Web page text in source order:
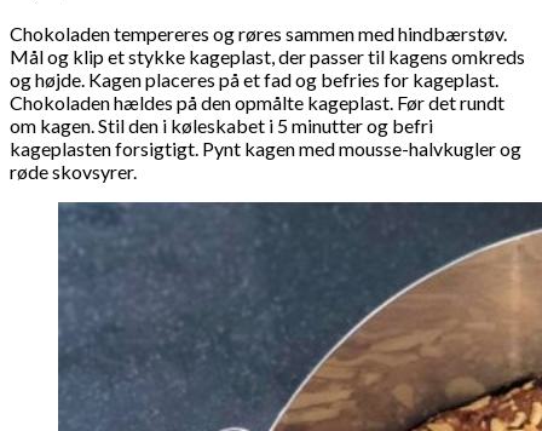
Chokoladen tempereres og røres sammen med hindbærstøv.
Mål og klip et stykke kageplast, der passer til kagens omkreds
og højde. Kagen placeres på et fad og befries for kageplast.
Chokoladen hældes på den opmålte kageplast. Før det rundt
om kagen. Stil den i køleskabet i 5 minutter og befri
kageplasten forsigtigt. Pynt kagen med mousse-halvkugler og
røde skovsyrer.